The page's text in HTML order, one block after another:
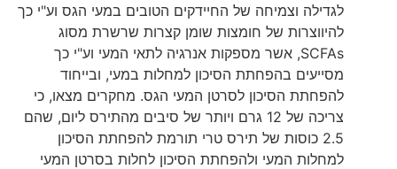
לגדילה וצמיחה של החיידקים הטובים במעי הגס וע"י כך
להיווצרות של חומצות שומן קצרות שרשרת מסוג
SCFAs, אשר מספקות אנרגיה לתאי המעי וע"י כך
מסייעים בהפחתת הסיכון למחלות במעי, ובייחוד
להפחתת הסיכון לסרטן המעי הגס. מחקרים מצאו, כי
צריכה של 12 גרם ויותר של סיבים מהתירס ליום, שהם
2.5 כוסות של תירס טרי תורמת להפחתת הסיכון
למחלות המעי ולהפחתת הסיכון לחלות בסרטן המעי